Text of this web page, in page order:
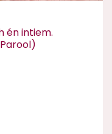
én intiem.